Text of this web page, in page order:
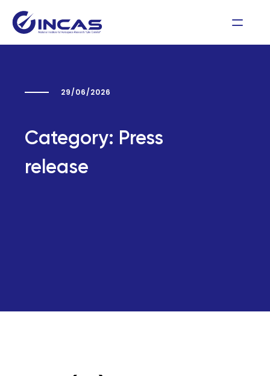
29/06/2026
Category: Press
release